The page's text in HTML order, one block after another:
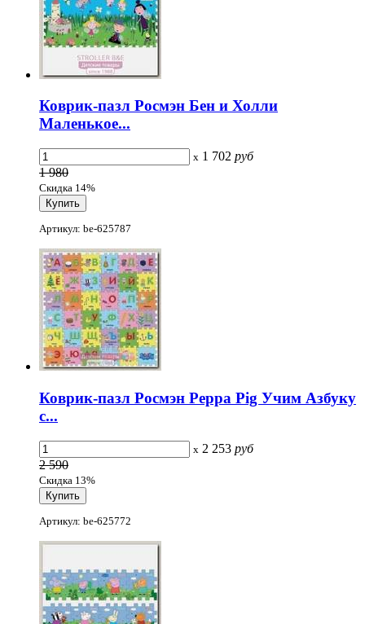
Коврик-пазл Росмэн Бен и Холли
Маленькое...
x 1 702 руб
1 980
Скидка 14%
Артикул: be-625787
Коврик-пазл Росмэн Peppa Pig Учим Азбуку
с...
x 2 253 руб
2 590
Скидка 13%
Артикул: be-625772